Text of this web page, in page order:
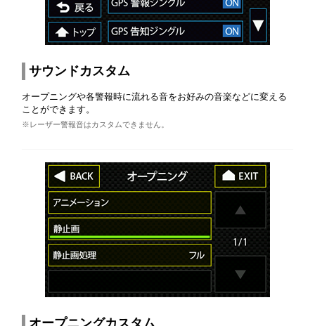
サウンドカスタム
オープニングや各警報時に流れる音をお好みの音楽などに変える
ことができます。
※レーザー警報音はカスタムできません。
オープニングカスタム